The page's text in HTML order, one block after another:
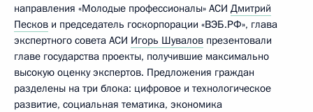
направления «Молодые профессионалы» АСИ Дмитрий
Песков и председатель госкорпорации «ВЭБ.РФ», глава
экспертного совета АСИ Игорь Шувалов презентовали
главе государства проекты, получившие максимально
высокую оценку экспертов. Предложения граждан
разделены на три блока: цифровое и технологическое
развитие, социальная тематика, экономика